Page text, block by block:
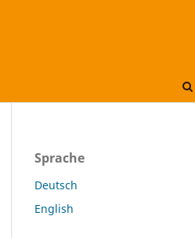
Sprache
Deutsch
English